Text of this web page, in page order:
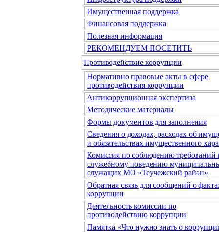
Имущественная поддержка
Финансовая поддержка
Полезная информация
РЕКОМЕНДУЕМ ПОСЕТИТЬ
Противодействие коррупции
Нормативно правовые акты в сфере
противодействия коррупции
Антикоррупционная экспертиза
Методические материалы
Формы документов для заполнения
Сведения о доходах, расходах об
и обязательствах имущественного
Комиссия по соблюдению требований
служебному поведению
служащих МО «Теучежский район»
Обратная связь для сообщений о
коррупции
Деятельность комиссии по
противодействию коррупции
Памятка «Что нужно знать о